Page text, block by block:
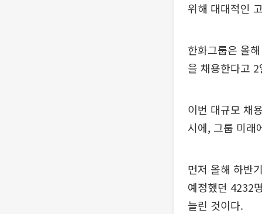
위해 대대적인
한화그룹은 올
을 채용한다고
이번 대규모 채
시에, 그룹 미래
먼저 올해 하반
예정했던 4232
늘린 것이다.